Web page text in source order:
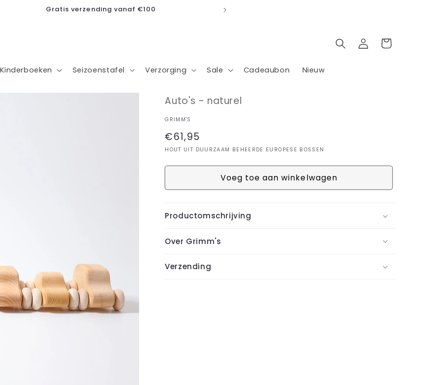
Kleine ondernemer, grote dromen
Kinderboeken Seizoenstafel Verzorging Sale Cadeaubon Nieuw
Inloggen
Winkelwagen
Auto's - naturel
GRIMM'S
Normale
prijs
€61,95
HOUT UIT DUURZAAM BEHEERDE EUROPESE BOSSEN
Voeg toe aan winkelwagen
Productomschrijving
Over Grimm's
Verzending